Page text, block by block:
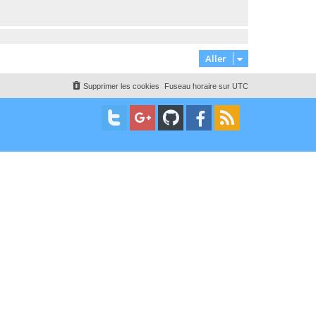
Aller
Fuseau horaire sur UTC
Supprimer les cookies